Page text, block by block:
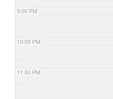
9:00 PM
10:00 PM
11:00 PM